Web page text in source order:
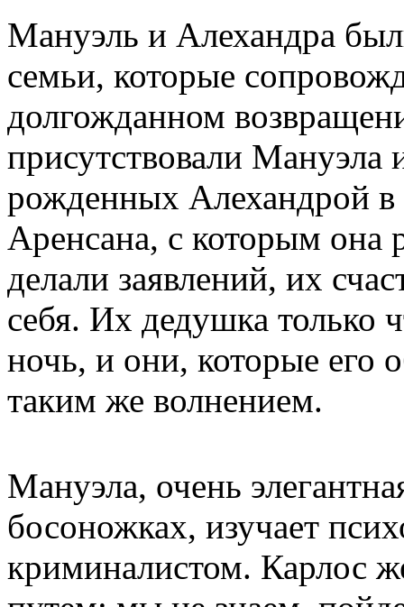
Мануэль и Алехандра
семьи, которые
долгожданном
присутствовали Мануэла
рожденных Алехандрой в
Аренсана, с которым она
делали заявлений, их
себя. Их дедушка только
ночь, и они, которые его
таким же волнением.
Мануэла, очень
босоножках, изучает
криминалистом. Карлос